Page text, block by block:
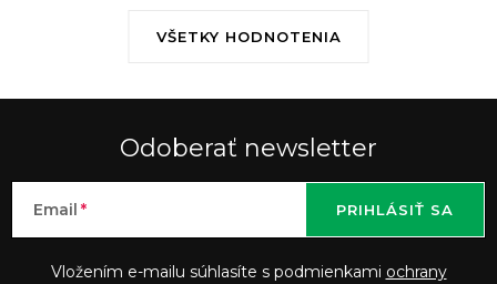
VŠETKY HODNOTENIA
Odoberať newsletter
Email
Vložením e-mailu súhlasíte s podmienkami ochrany
PRIHLÁSIŤ SA